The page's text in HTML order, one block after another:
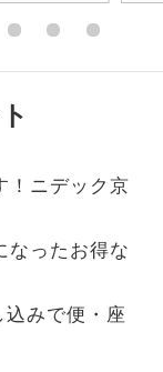
！ニデック京
なったお得な
みで便・座
召し上がりいた
イドさんの説明
きます。
人型プランで
人型プランで
いただけるコー